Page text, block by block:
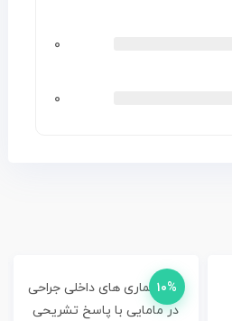
۰
۰
۱۰%IQB بیماری های داخلی جراحی
در مامایی با پاسخ تشریحی